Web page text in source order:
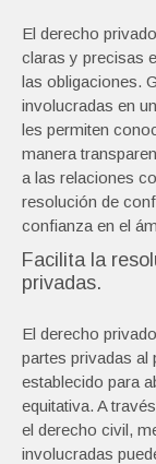
El derecho
claras y precisas
las obligaciones.
involucradas en
les permiten
manera
a las relaciones
resolución de
confianza en el
Facilita la
privadas.
El derecho
partes privadas al
establecido para
equitativa. A
el derecho civil,
involucradas